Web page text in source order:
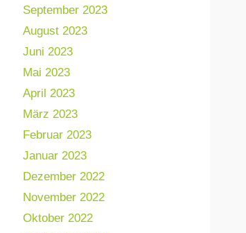
September 2023
August 2023
Juni 2023
Mai 2023
April 2023
März 2023
Februar 2023
Januar 2023
Dezember 2022
November 2022
Oktober 2022